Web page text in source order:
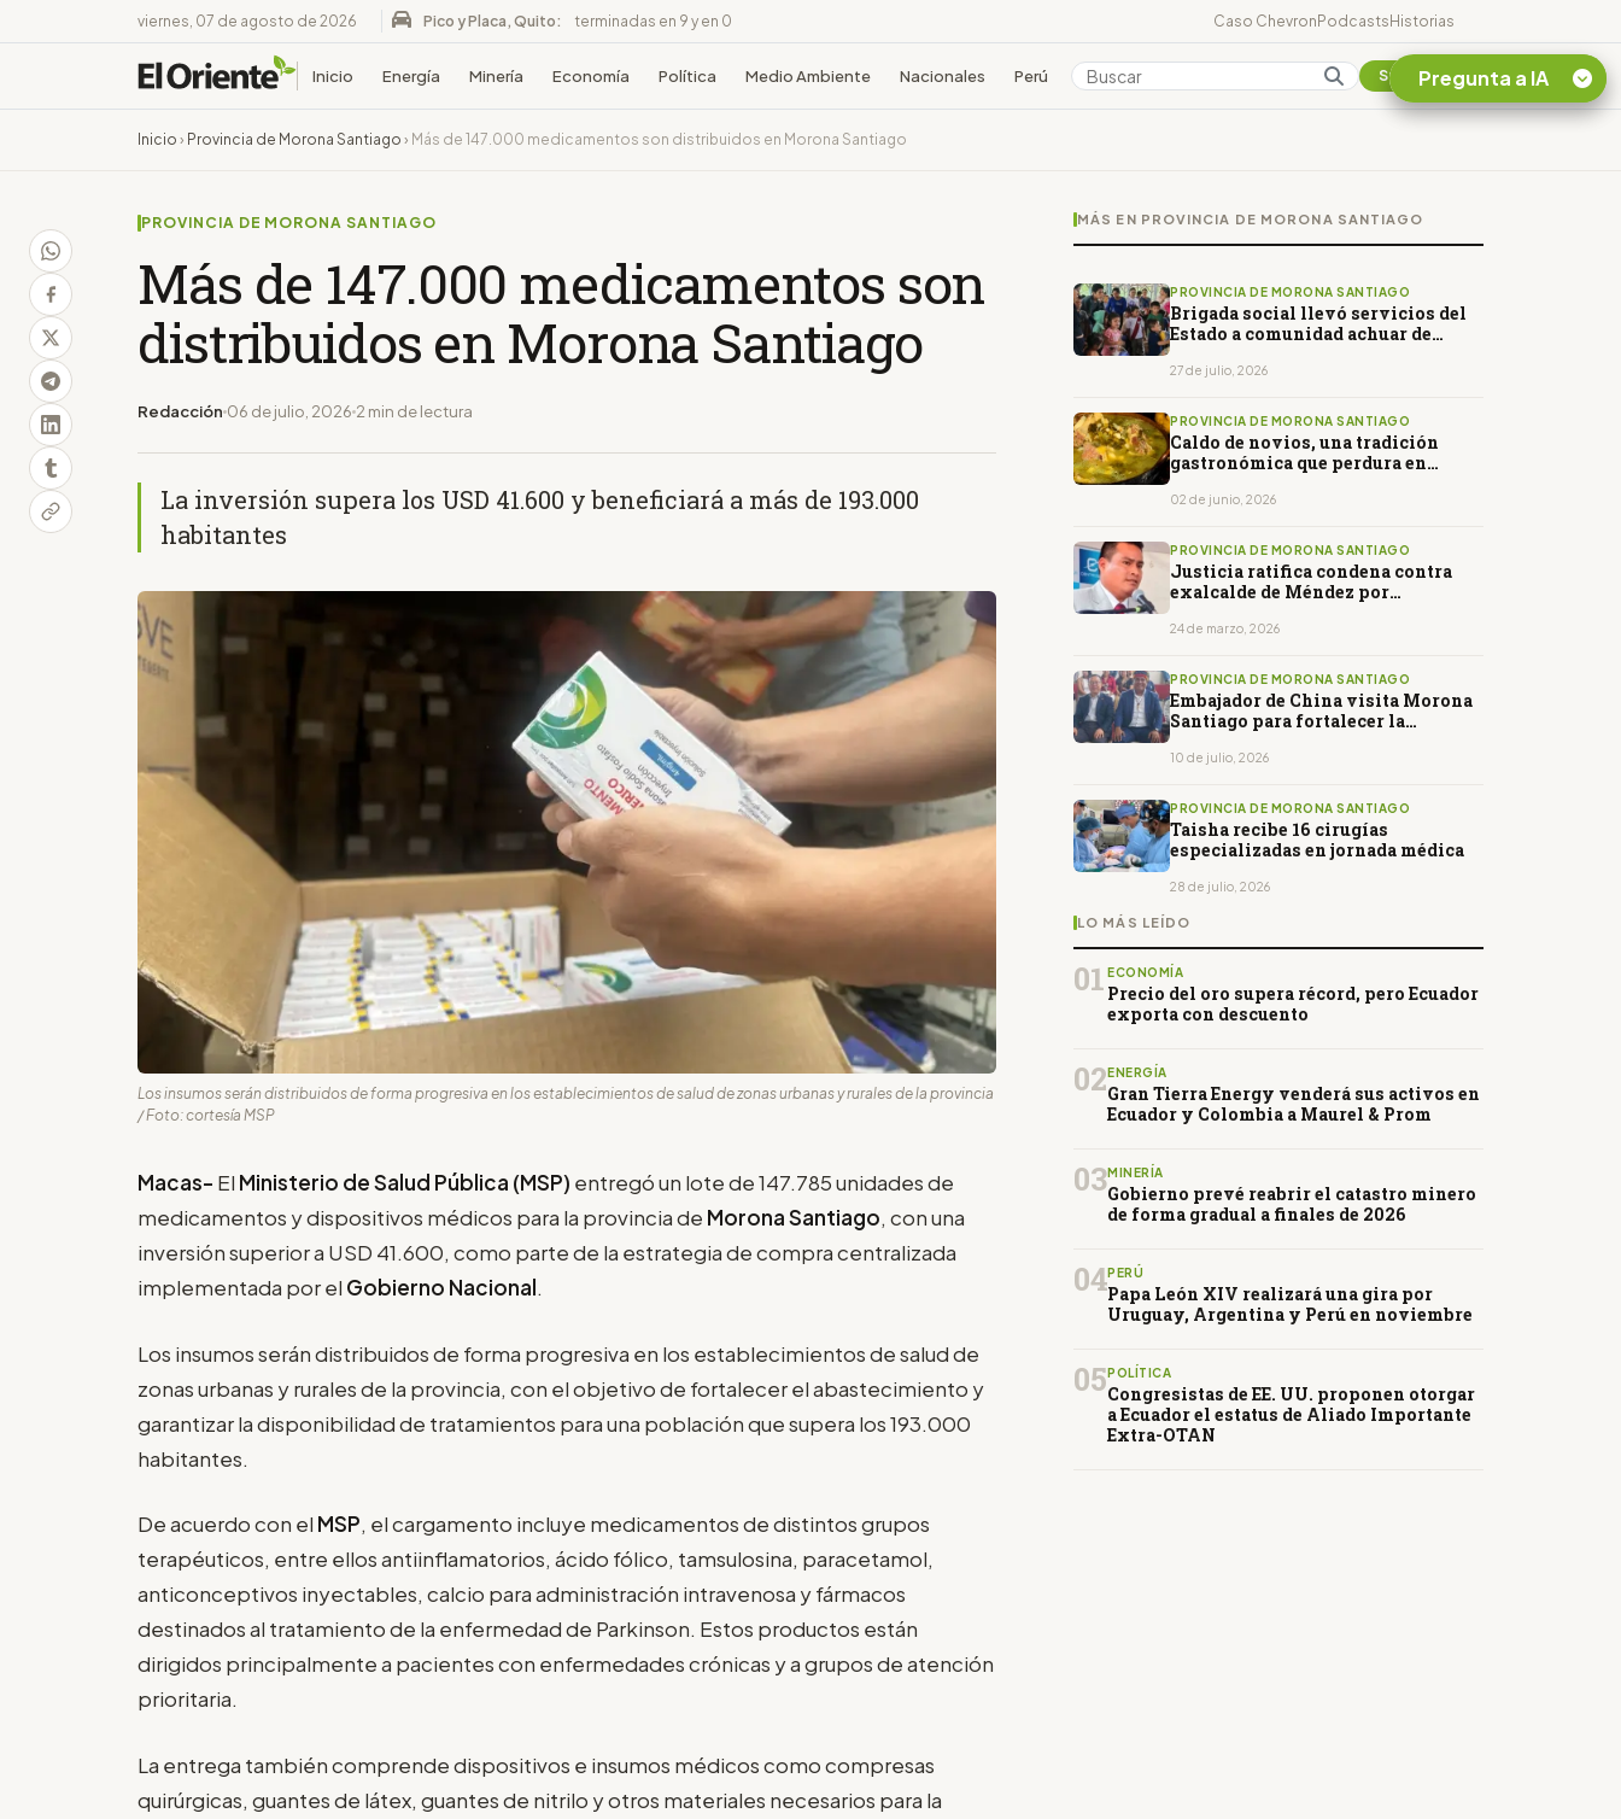
viernes, 07 de agosto de 2026 Pico y Placa, Quito: terminadas en 9 y en 0 Caso ChevronPodcastsHistorias
Inicio Energía Minería Economía Política Medio Ambiente Nacionales Perú Colombia Suscribirse
Inicio › Provincia de Morona Santiago › Más de 147.000 medicamentos son distribuidos en Morona Santiago
PROVINCIA DE MORONA SANTIAGO
Más de 147.000 medicamentos son
distribuidos en Morona Santiago
Redacción 06 de julio, 2026 2 min de lectura
La inversión supera los USD 41.600 y beneficiará a más de 193.000
habitantes
Los insumos serán distribuidos de forma progresiva en los establecimientos de salud de zonas urbanas y rurales de la provincia
/ Foto: cortesía MSP
Macas- El Ministerio de Salud Pública (MSP) entregó un lote de 147.785 unidades de
medicamentos y dispositivos médicos para la provincia de Morona Santiago, con una
inversión superior a USD 41.600, como parte de la estrategia de compra centralizada
implementada por el Gobierno Nacional.
Los insumos serán distribuidos de forma progresiva en los establecimientos de salud de
zonas urbanas y rurales de la provincia, con el objetivo de fortalecer el abastecimiento y
garantizar la disponibilidad de tratamientos para una población que supera los 193.000
habitantes.
De acuerdo con el MSP, el cargamento incluye medicamentos de distintos grupos
terapéuticos, entre ellos antiinflamatorios, ácido fólico, tamsulosina, paracetamol,
anticonceptivos inyectables, calcio para administración intravenosa y fármacos
destinados al tratamiento de la enfermedad de Parkinson. Estos productos están
dirigidos principalmente a pacientes con enfermedades crónicas y a grupos de atención
prioritaria.
La entrega también comprende dispositivos e insumos médicos como compresas
quirúrgicas, guantes de látex, guantes de nitrilo y otros materiales necesarios para la
MÁS EN PROVINCIA DE MORONA SANTIAGO
PROVINCIA DE MORONA SANTIAGO
Brigada social llevó servicios del
Estado a comunidad achuar de
27 de julio, 2026
PROVINCIA DE MORONA SANTIAGO
Caldo de novios, una tradición
gastronómica que perdura en
02 de junio, 2026
PROVINCIA DE MORONA SANTIAGO
Justicia ratifica condena contra
exalcalde de Méndez por
24 de marzo, 2026
PROVINCIA DE MORONA SANTIAGO
Embajador de China visita Morona
Santiago para fortalecer la
10 de julio, 2026
PROVINCIA DE MORONA SANTIAGO
Taisha recibe 16 cirugías
especializadas en jornada médica
28 de julio, 2026
LO MÁS LEÍDO
01 ECONOMÍA
Precio del oro supera récord, pero Ecuador
exporta con descuento
02 ENERGÍA
Gran Tierra Energy venderá sus activos en
Ecuador y Colombia a Maurel & Prom
03MINERÍA
Gobierno prevé reabrir el catastro minero
de forma gradual a finales de 2026
04PERÚ
Papa León XIV realizará una gira por
Uruguay, Argentina y Perú en noviembre
05 POLÍTICA
Congresistas de EE. UU. proponen otorgar
a Ecuador el estatus de Aliado Importante
Extra-OTAN
Pregunta a IA
¿En que consiste la